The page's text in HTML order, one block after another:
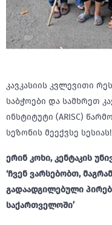
კავკასიის კვლევითი
საბჭოები და სამხრეთ
ინსტიტუტი (ARISC)
სეზონის მეექვსე სესიას!
ერინ კოხი, კენტაკის
‘ჩვენ ვარსებობთ,
გადაადგილებული
საქართველოში’